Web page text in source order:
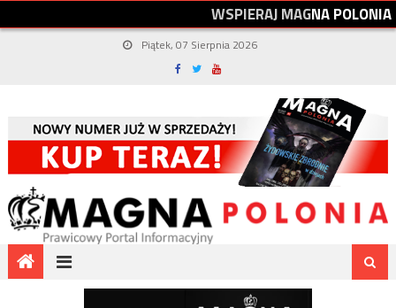
WSPIERAJMAGNAPOLONIA
Piątek, 07 Sierpnia 2026